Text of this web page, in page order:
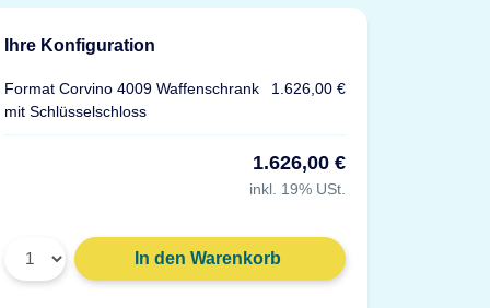
Material: Kunststoff, grau
Ihre Konfiguration
Format Corvino 4009 Waffenschrank
mit Schlüsselschloss
1.626,00 €
1.626,00 €
inkl. 19% USt.
In den Warenkorb